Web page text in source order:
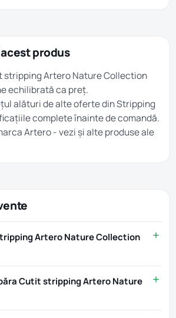
produs
stripping Artero Nature Collection
echilibrată ca preț.
alături de alte oferte dinStripping
complete înainte de comandă.
Artero- vezi și alte produse ale
Artero Nature Collection
Cutit stripping Artero Nature